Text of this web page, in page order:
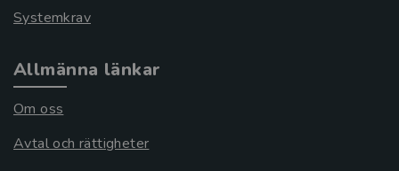
Systemkrav
Allmänna länkar
Om oss
Avtal och rättigheter